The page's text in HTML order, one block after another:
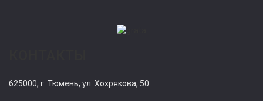
625000, г. Тюмень, ул. Хохрякова, 50